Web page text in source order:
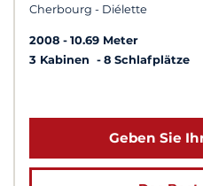
Cherbourg - Diélette
2008
10.69 Meter
3 Kabinen
8 Schlafplätze
Geben Sie